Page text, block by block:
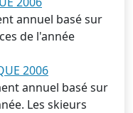
annuel basé sur
de l'année
2006
annuel basé sur
Les skieurs